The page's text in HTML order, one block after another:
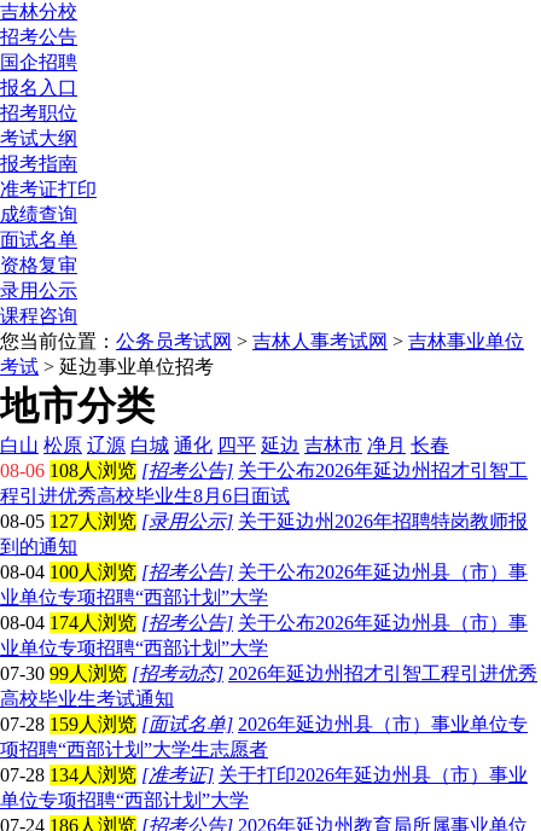
吉林分校
招考公告
国企招聘
报名入口
招考职位
考试大纲
报考指南
准考证打印
成绩查询
面试名单
资格复审
录用公示
课程咨询
您当前位置： 公务员考试网 > 吉林人事考试网 > 吉林事业单位
考试 > 延边事业单位招考
地市分类
白山 松原 辽源 白城 通化 四平 延边 吉林市 净月 长春
08-06 108人浏览 [招考公告] 关于公布2026年延边州招才引智工
程引进优秀高校毕业生8月6日面试
08-05 127人浏览 [录用公示] 关于延边州2026年招聘特岗教师报
到的通知
08-04 100人浏览 [招考公告] 关于公布2026年延边州县（市）事
业单位专项招聘“西部计划”大学
08-04 174人浏览 [招考公告] 关于公布2026年延边州县（市）事
业单位专项招聘“西部计划”大学
07-30 99人浏览 [招考动态] 2026年延边州招才引智工程引进优秀
高校毕业生考试通知
07-28 159人浏览 [面试名单] 2026年延边州县（市）事业单位专
项招聘“西部计划”大学生志愿者
07-28 134人浏览 [准考证] 关于打印2026年延边州县（市）事业
单位专项招聘“西部计划”大学
07-24 186人浏览 [招考公告] 2026年延边州教育局所属事业单位